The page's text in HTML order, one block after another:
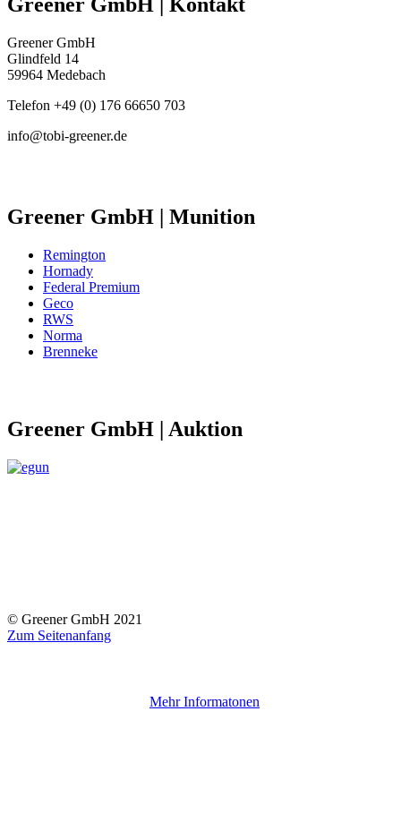
Greener GmbH
Glindfeld 14
59964 Medebach
Telefon +49 (0) 176 66650 703
info@tobi-greener.de
Greener GmbH | Munition
Remington
Hornady
Federal Premium
Geco
RWS
Norma
Brenneke
Greener GmbH | Auktion
© Greener GmbH 2021
Zum Seitenanfang
Mehr Informatonen